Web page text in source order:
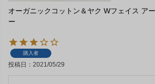
オーガニックコットン＆ヤク Wフェイス ア
ー
購入者
投稿日 2021/05/29